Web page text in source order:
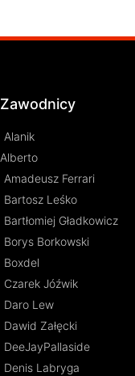
Zawodnicy
Alanik
Alberto
Amadeusz Ferrari
Bartosz Leśko
Bartłomiej Gładkowicz
Borys Borkowski
Boxdel
Czarek Jóźwik
Daro Lew
Dawid Załęcki
DeeJayPallaside
Denis Labryga